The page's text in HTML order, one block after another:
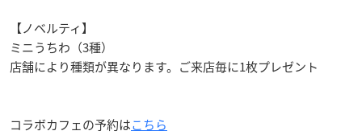
【ノベルティ】
ミニうちわ（3種）
店舗により種類が異なります。ご来店毎に1枚プレゼント
コラボカフェの予約はこちら